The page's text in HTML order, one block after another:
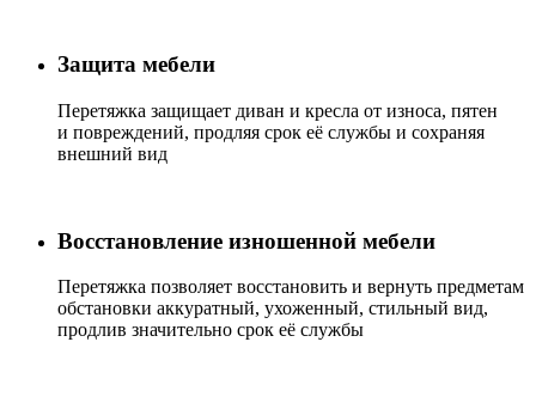
Защита мебели
Перетяжка защищает диван и кресла от износа, пятен
и повреждений, продляя срок её службы и сохраняя
внешний вид
Восстановление изношенной мебели
Перетяжка позволяет восстановить и вернуть предметам
обстановки аккуратный, ухоженный, стильный вид,
продлив значительно срок её службы